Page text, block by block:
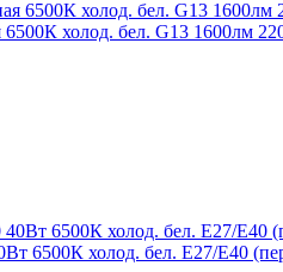
холод. бел. G13 1600лм
6500К холод. бел. E27/E40